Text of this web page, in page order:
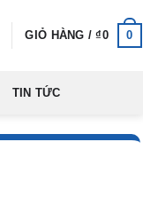
GIỎ HÀNG /₫0 0
TIN TỨC